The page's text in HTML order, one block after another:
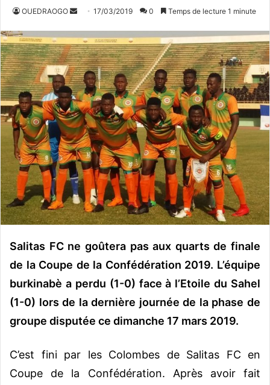
OUEDRAOGO
v
o
y
e
r
u
n
c
o
u
r
r
i
e
l
17/03/2019 0 Temps de lecture 1 minute
Salitas FC ne goûtera pas aux quarts de finale
de la Coupe de la Confédération 2019. L’équipe
burkinabè a perdu (1-0) face à l’Etoile du Sahel
(1-0) lors de la dernière journée de la phase de
groupe disputée ce dimanche 17 mars 2019.
C’est fini par les Colombes de Salitas FC en
Coupe de la Confédération. Après avoir fait